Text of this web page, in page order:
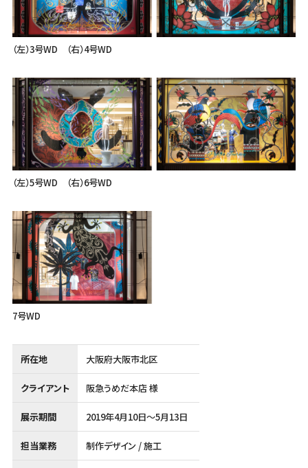
（左）3号WD （右）4号WD
（左）5号WD （右）6号WD
7号WD
所在地 大阪府大阪市北区
クライアント 阪急うめだ本店 様
展示期間 2019年4月10日～5月13日
担当業務 制作デザイン / 施工